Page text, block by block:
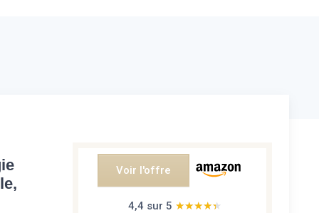
Voir l'offre
4,4 sur 5 ★★★★★
★★★★★